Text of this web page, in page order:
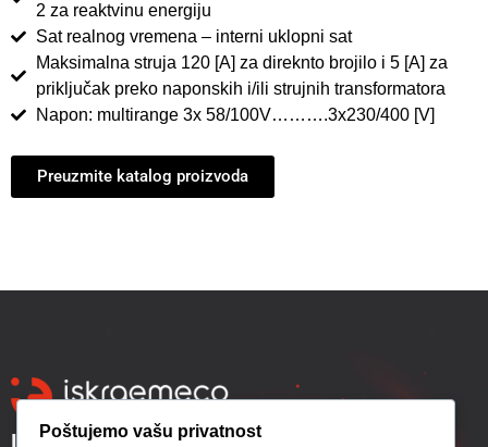
2 za reaktvinu energiju
Sat realnog vremena – interni uklopni sat
Maksimalna struja 120 [A] za direknto brojilo i 5 [A] za
priključak preko naponskih i/ili strujnih transformatora
Napon: multirange 3x 58/100V……….3x230/400 [V]
Preuzmite katalog proizvoda
Iskraemeco Sarajevo d.o.o.
Poštujemo vašu privatnost